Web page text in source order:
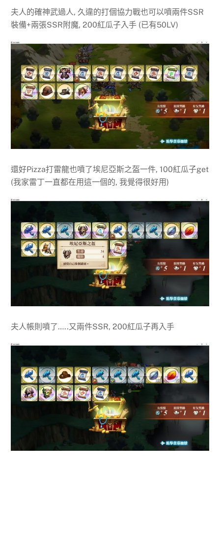
夫人的確神武過人, 久違的打個協力戰也可以噴兩件SSR
裝備+兩張SSR附魔, 200紅瓜子入手 (已有50LV)
還好Pizza打雷龍也噴了埃尼亞斯之盔一件, 100紅瓜子get
(我家雷丁一直都在用這一個的, 我覺得很好用)
夫人帳則噴了…..又兩件SSR, 200紅瓜子再入手